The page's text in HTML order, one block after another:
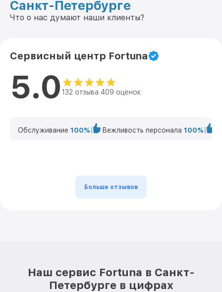
Санкт-Петербурге
Что о нас думают наши клиенты?
Сервисный центр Fortuna
5.0 132 отзыва 409 оценок
Обслуживание 100% Вежливость персонала 100%
Больше отзывов
Наш сервис Fortuna в Санкт-
Петербурге в цифрах